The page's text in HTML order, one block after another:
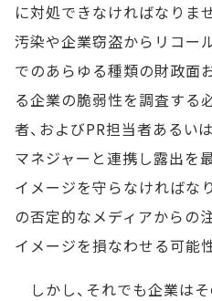
に対処できなければなりま
汚染や企業窃盗からリコー
でのあらゆる種類の財政面
る企業の脆弱性を調査する
者、およびPR担当者あるい
マネジャーと連携し露出を
イメージを守らなければな
の否定的なメディアからの
イメージを損なわせる可能
しかし、それでも企業は